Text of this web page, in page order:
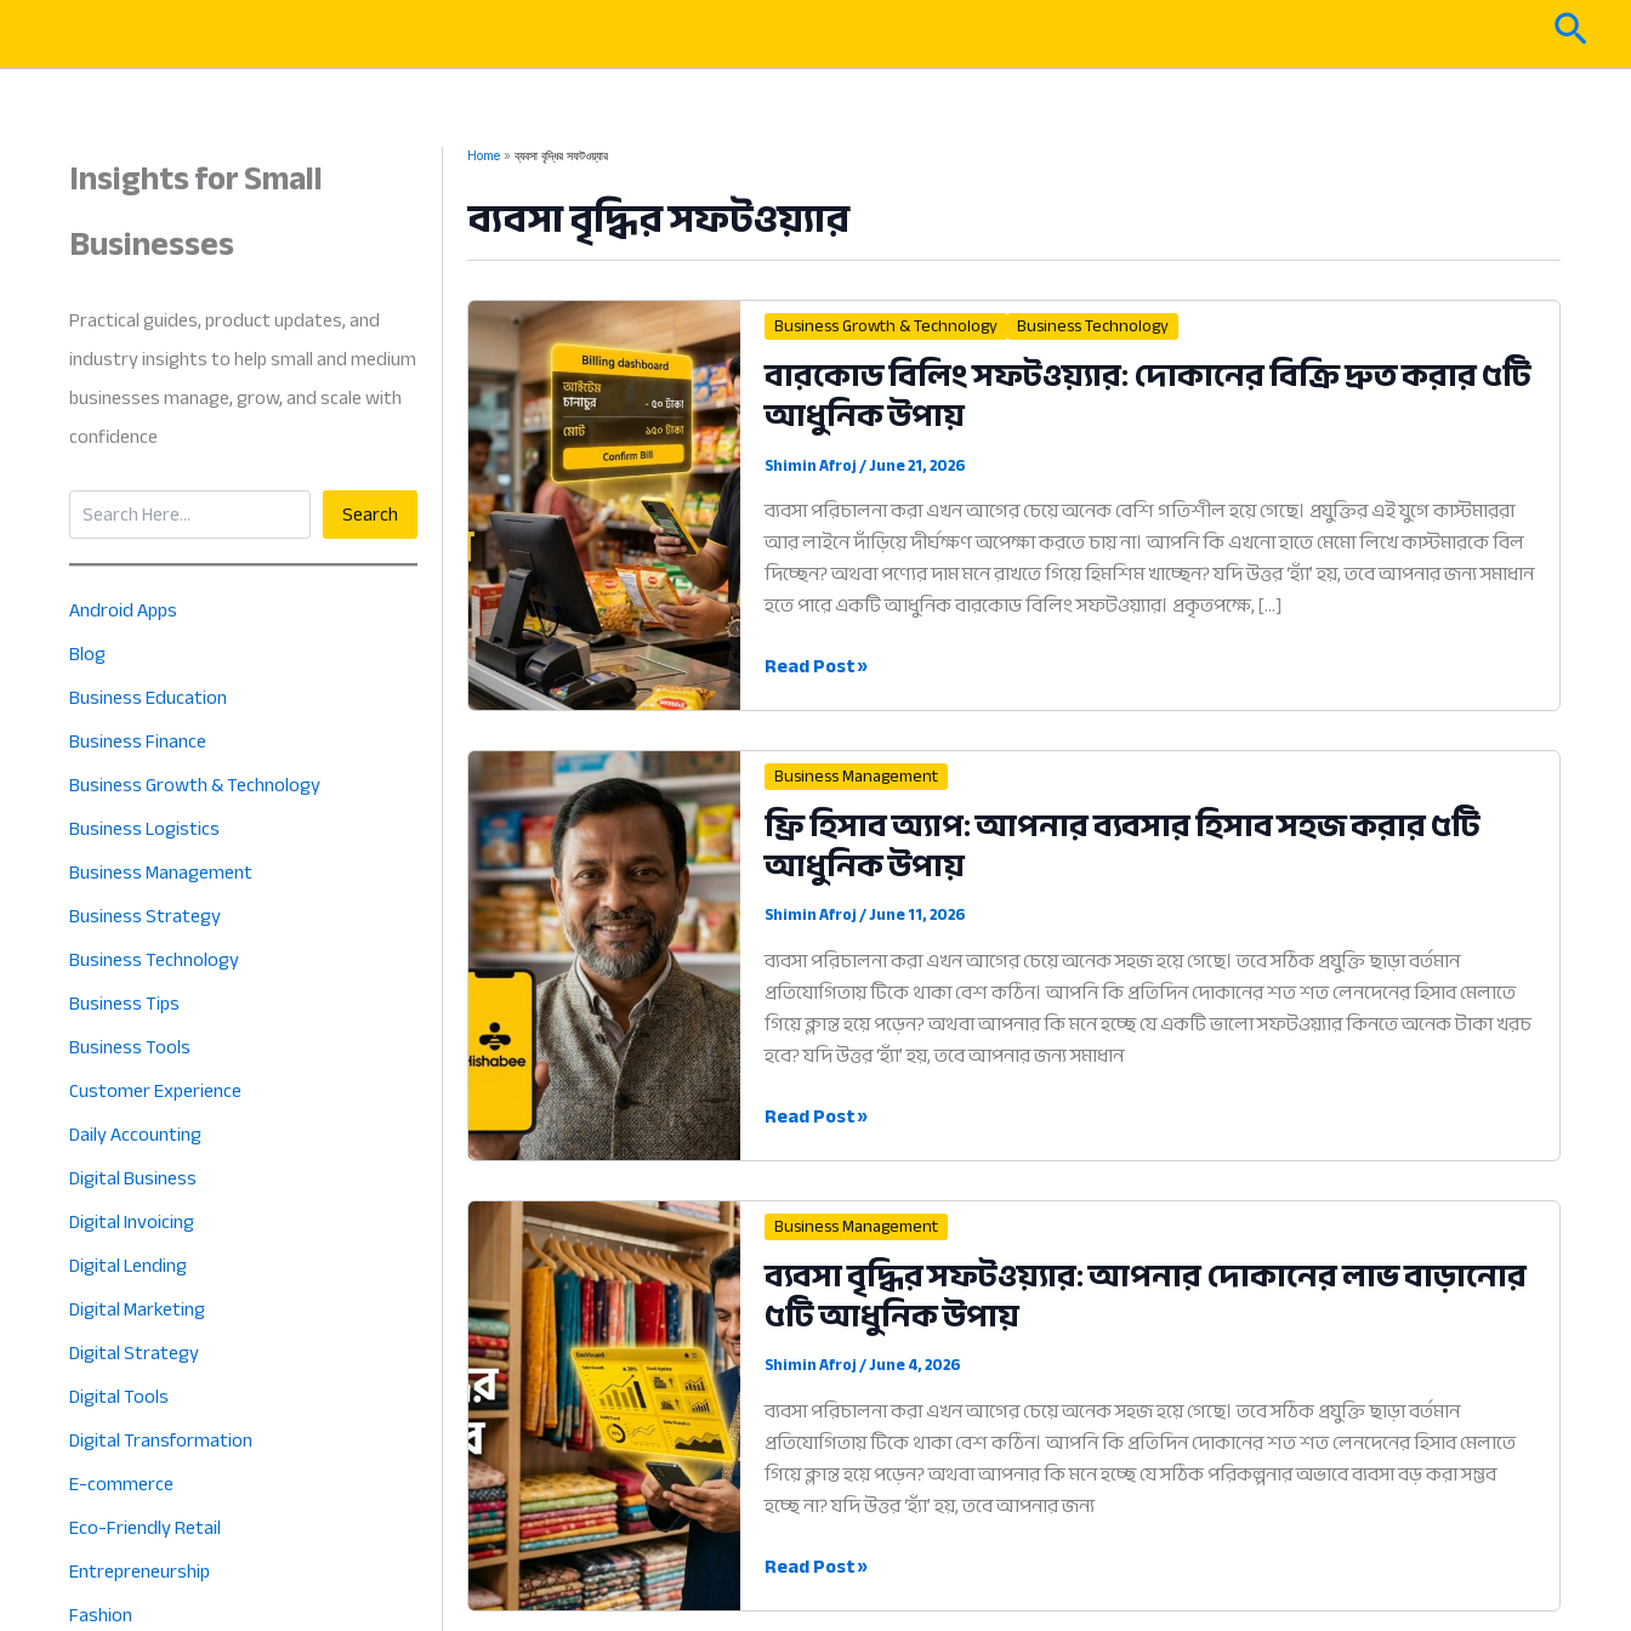
content
Insights for Small
Businesses
Practical guides, product updates, and
industry insights to help small and medium
businesses manage, grow, and scale with
confidence
Search Search
Android Apps
Blog
Business Education
Business Finance
Business Growth & Technology
Business Logistics
Business Management
Business Strategy
Business Technology
Business Tips
Business Tools
Customer Experience
Daily Accounting
Digital Business
Digital Invoicing
Digital Lending
Digital Marketing
Digital Strategy
Digital Tools
Digital Transformation
E-commerce
Eco-Friendly Retail
Entrepreneurship
Fashion
Home ব্যবসা বৃদ্ধির সফটওয়্যার
ব্যবসা বৃদ্ধির সফটওয়্যার
Business Growth & Technology Business Technology
বারকোড বিলিং সফটওয়্যার: দোকানের বিক্রি দ্রুত করার ৫টি
আধুনিক উপায়
Shimin Afroj/June 21, 2026
ব্যবসা পরিচালনা করা এখন আগের চেয়ে অনেক বেশি গতিশীল হয়ে গেছে। প্রযুক্তির এই যুগে কাস্টমাররা
আর লাইনে দাঁড়িয়ে দীর্ঘক্ষণ অপেক্ষা করতে চায় না। আপনি কি এখনো হাতে মেমো লিখে কাস্টমারকে বিল
দিচ্ছেন? অথবা পণ্যের দাম মনে রাখতে গিয়ে হিমশিম খাচ্ছেন? যদি উত্তর ‘হ্যাঁ’ হয়, তবে আপনার জন্য সমাধান
হতে পারে একটি আধুনিক বারকোড বিলিং সফটওয়্যার। প্রকৃতপক্ষে, […]
বারকোড
দোকানের
বিক্রি
দ্রুত
করার
৫টি
আধুনিক
উপায়
Read Post »
Business Management
ফ্রি হিসাব অ্যাপ: আপনার ব্যবসার হিসাব সহজ করার ৫টি
আধুনিক উপায়
Shimin Afroj/June 11, 2026
ব্যবসা পরিচালনা করা এখন আগের চেয়ে অনেক সহজ হয়ে গেছে। তবে সঠিক প্রযুক্তি ছাড়া বর্তমান
প্রতিযোগিতায় টিকে থাকা বেশ কঠিন। আপনি কি প্রতিদিন দোকানের শত শত লেনদেনের হিসাব মেলাতে
গিয়ে ক্লান্ত হয়ে পড়েন? অথবা আপনার কি মনে হচ্ছে যে একটি ভালো সফটওয়্যার কিনতে অনেক টাকা খরচ
হবে? যদি উত্তর ‘হ্যাঁ’ হয়, তবে আপনার জন্য সমাধান
ফ্রি
আপনার
ব্যবসার
হিসাব
সহজ
করার
৫টি
আধুনিক
উপায়
Read Post »
Business Management
ব্যবসা বৃদ্ধির সফটওয়্যার: আপনার দোকানের লাভ বাড়ানোর
৫টি আধুনিক উপায়
Shimin Afroj/June 4, 2026
ব্যবসা পরিচালনা করা এখন আগের চেয়ে অনেক সহজ হয়ে গেছে। তবে সঠিক প্রযুক্তি ছাড়া বর্তমান
প্রতিযোগিতায় টিকে থাকা বেশ কঠিন। আপনি কি প্রতিদিন দোকানের শত শত লেনদেনের হিসাব মেলাতে
গিয়ে ক্লান্ত হয়ে পড়েন? অথবা আপনার কি মনে হচ্ছে যে সঠিক পরিকল্পনার অভাবে ব্যবসা বড় করা সম্ভব
হচ্ছে না? যদি উত্তর ‘হ্যাঁ’ হয়, তবে আপনার জন্য
ব্যবসা
Read Post »